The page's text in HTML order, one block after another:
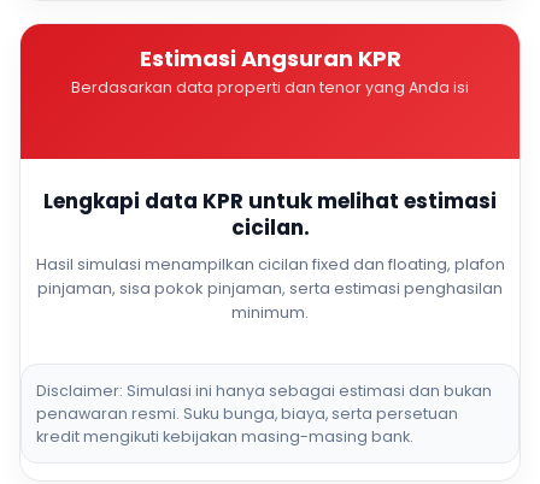
Estimasi Angsuran KPR
Berdasarkan data properti dan tenor yang Anda isi
Lengkapi data KPR untuk melihat estimasi
cicilan.
Hasil simulasi menampilkan cicilan fixed dan floating, plafon
pinjaman, sisa pokok pinjaman, serta estimasi penghasilan
minimum.
Disclaimer: Simulasi ini hanya sebagai estimasi dan bukan
penawaran resmi. Suku bunga, biaya, serta persetuan
kredit mengikuti kebijakan masing-masing bank.